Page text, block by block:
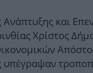
και
Χρίστος